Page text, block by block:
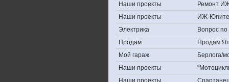
Наши проекты
Ремонт
Наши проекты
ИЖ-
Электрика
Вопрос по
Продам
Продам
Мой гараж
Берлога/
Наши проекты
Наши проекты